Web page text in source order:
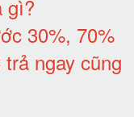
gì?
30%, 70%
trả ngay cũng